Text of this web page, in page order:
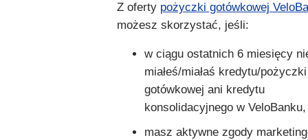
Z oferty pożyczki gotówkowej
możesz skorzystać, jeśli:
w ciągu ostatnich 6 miesięcy
miałeś/miałaś kredytu/pożyczki
gotówkowej ani kredytu
konsolidacyjnego w VeloBanku,
masz aktywne zgody